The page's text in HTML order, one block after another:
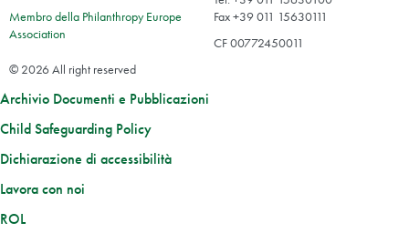
Membro della Philanthropy Europe
Association
Fax +39 011 15630111
CF 00772450011
© 2026 All right reserved
Archivio Documenti e Pubblicazioni
Child Safeguarding Policy
Dichiarazione di accessibilità
Lavora con noi
ROL